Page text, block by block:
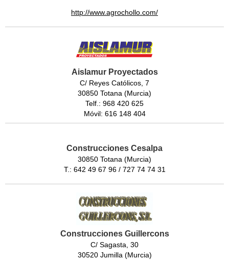
http://www.agrochollo.com/
Aislamur Proyectados
C/ Reyes Católicos, 7
30850 Totana (Murcia)
Telf.: 968 420 625
Móvil: 616 148 404
Construcciones Cesalpa
30850 Totana (Murcia)
T.: 642 49 67 96 / 727 74 74 31
Construcciones Guillercons
C/ Sagasta, 30
30520 Jumilla (Murcia)